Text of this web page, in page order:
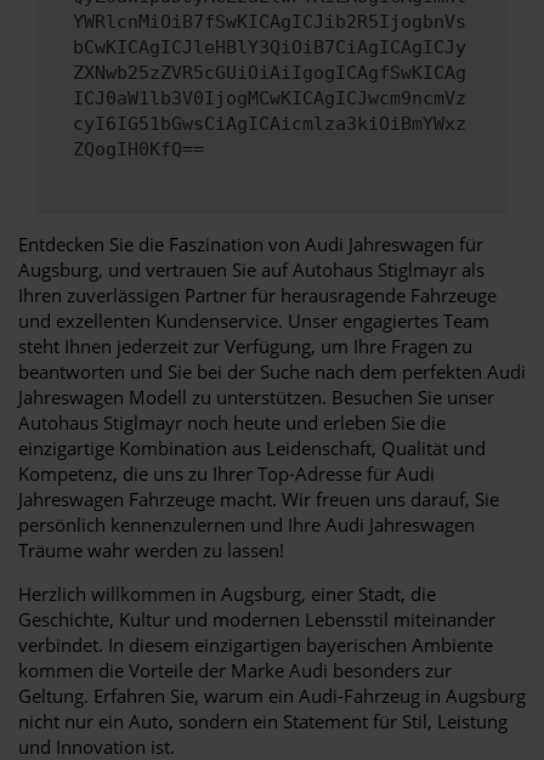
YWRlcnMiOiB7fSwKICAgICJib2R5IjogbnVs
bCwKICAgICJleHBlY3QiOiB7CiAgICAgICJy
ZXNwb25zZVR5cGUiOiAiIgogICAgfSwKICAg
ICJ0aW1lb3V0IjogMCwKICAgICJwcm9ncmVz
cyI6IG51bGwsCiAgICAicmlza3kiOiBmYWxz
ZQogIH0KfQ==
Entdecken Sie die Faszination von Audi Jahreswagen für
Augsburg, und vertrauen Sie auf Autohaus Stiglmayr als
Ihren zuverlässigen Partner für herausragende Fahrzeuge
und exzellenten Kundenservice. Unser engagiertes Team
steht Ihnen jederzeit zur Verfügung, um Ihre Fragen zu
beantworten und Sie bei der Suche nach dem perfekten Audi
Jahreswagen Modell zu unterstützen. Besuchen Sie unser
Autohaus Stiglmayr noch heute und erleben Sie die
einzigartige Kombination aus Leidenschaft, Qualität und
Kompetenz, die uns zu Ihrer Top-Adresse für Audi
Jahreswagen Fahrzeuge macht. Wir freuen uns darauf, Sie
persönlich kennenzulernen und Ihre Audi Jahreswagen
Träume wahr werden zu lassen!
Herzlich willkommen in Augsburg, einer Stadt, die
Geschichte, Kultur und modernen Lebensstil miteinander
verbindet. In diesem einzigartigen bayerischen Ambiente
kommen die Vorteile der Marke Audi besonders zur
Geltung. Erfahren Sie, warum ein Audi-Fahrzeug in Augsburg
nicht nur ein Auto, sondern ein Statement für Stil, Leistung
und Innovation ist.